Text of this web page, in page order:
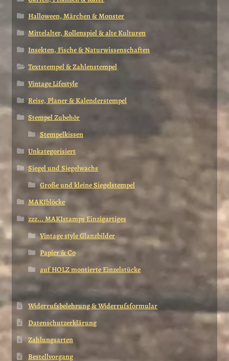
Halloween, Märchen & Monster
Mittelalter, Rollenspiel & alte Kulturen
Insekten, Fische & Naturwissenschaften
Textstempel & Zahlenstempel
Vintage Lifestyle
Reise, Planer & Kalenderstempel
Stempel Zubehör
Stempelkissen
Unkategorisiert
Siegel und Siegelwachs
Große und kleine Siegelstempel
MAKIblöcke
zzz... MAKIstamps Einzigartiges
Vintage style Glanzbilder
Papier & Co
auf HOLZ montierte Einzelstücke
Widerrufsbelehrung & Widerrufsformular
Datenschutzerklärung
Zahlungsarten
Bestellvorgang